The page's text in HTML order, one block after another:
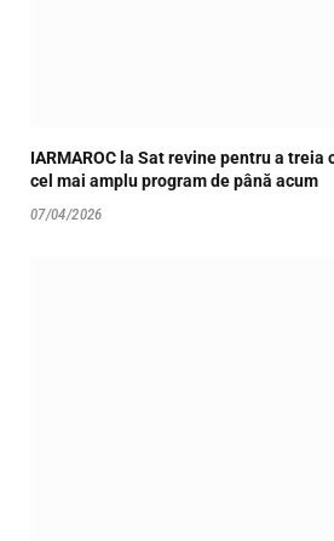
IARMAROC la Sat revine pentru a treia
cel mai amplu program de până acum
07/04/2026